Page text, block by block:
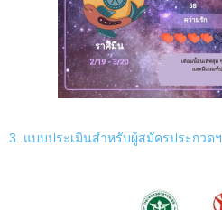
3. แบบประเมินสำหรับผู้สมัครประกวดฯ